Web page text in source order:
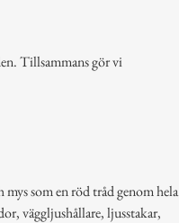
Tillsammans gör vi
som en röd tråd genom hela
väggljushållare, ljusstakar,